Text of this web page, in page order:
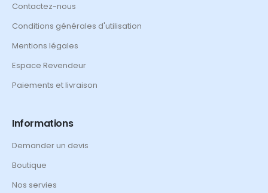
Contactez-nous
Conditions générales d'utilisation
Mentions légales
Espace Revendeur
Paiements et livraison
Informations
Demander un devis
Boutique
Nos servies